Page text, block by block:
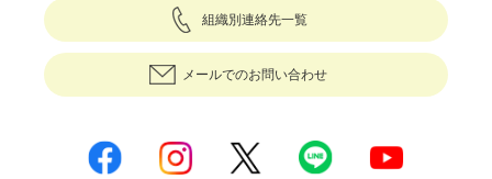
組織別連絡先一覧
メールでのお問い合わせ